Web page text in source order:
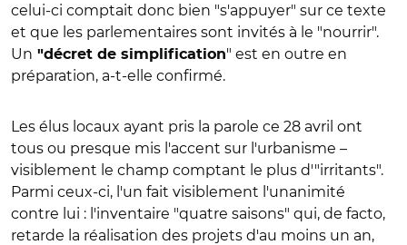
celui-ci comptait donc bien "s'appuyer" sur ce texte
et que les parlementaires sont invités à le "nourrir".
Un "décret de simplification" est en outre en
préparation, a-t-elle confirmé.
Les élus locaux ayant pris la parole ce 28 avril ont
tous ou presque mis l'accent sur l'urbanisme –
visiblement le champ comptant le plus d'"irritants".
Parmi ceux-ci, l'un fait visiblement l'unanimité
contre lui : l'inventaire "quatre saisons" qui, de facto,
retarde la réalisation des projets d'au moins un an,